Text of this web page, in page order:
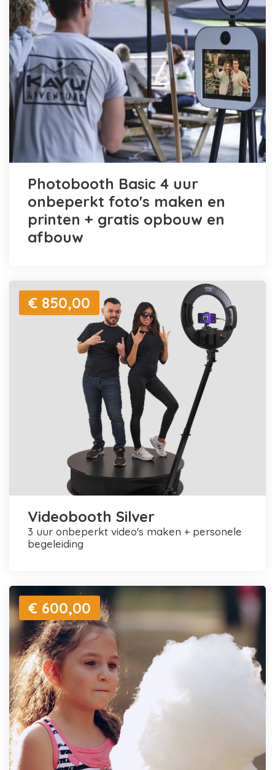
Photobooth Basic 4 uur
onbeperkt foto's maken en
printen + gratis opbouw en
afbouw
€ 850,00
Videobooth Silver
3 uur onbeperkt video's maken + personele
begeleiding
€ 600,00